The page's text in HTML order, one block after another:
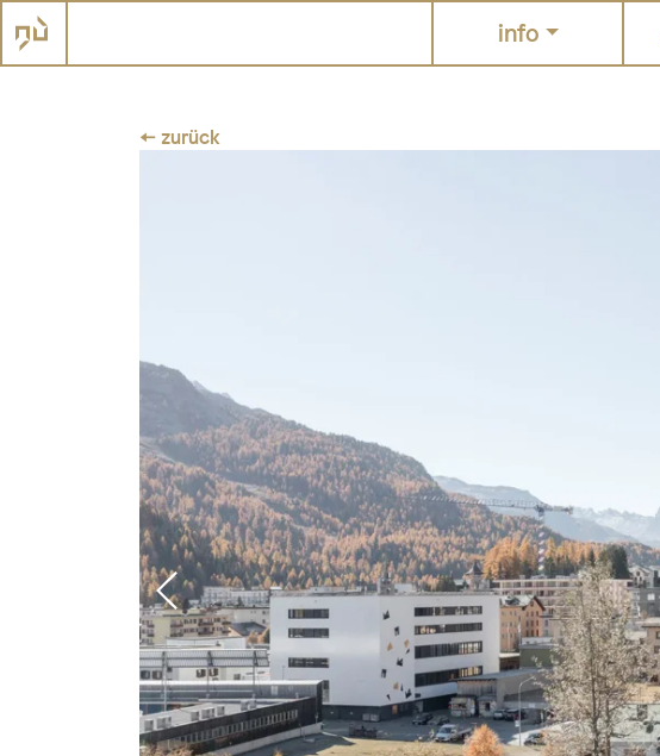
info
← zurück